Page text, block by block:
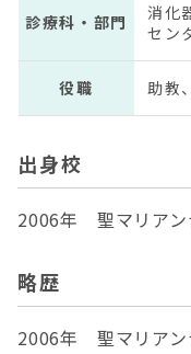
診療科・部門
消化
セン
役職 助教
出身校
2006年 聖マリアン
略歴
2006年 聖マリア